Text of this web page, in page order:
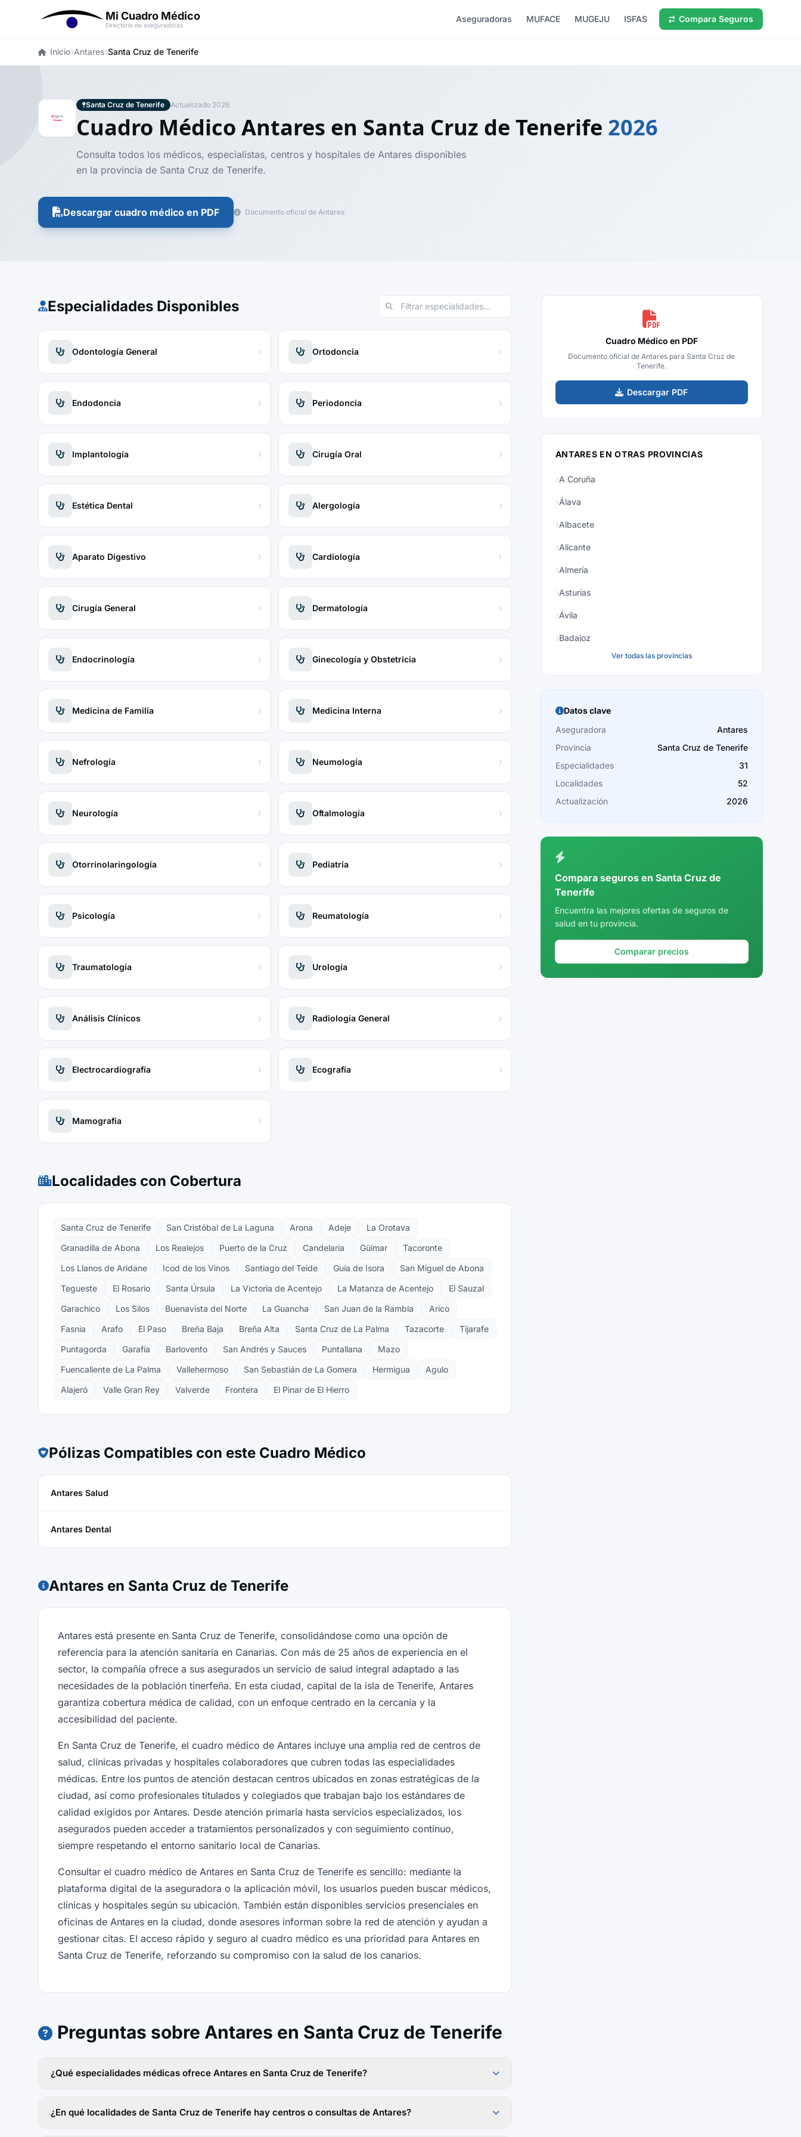
Mi Cuadro Médico
Directorio de aseguradoras
Aseguradoras MUFACE MUGEJU ISFAS Compara Seguros
Inicio Antares Santa Cruz de Tenerife
Santa Cruz de Tenerife Actualizado 2026
Cuadro Médico Antares en Santa Cruz de Tenerife 2026
Consulta todos los médicos, especialistas, centros y hospitales de Antares disponibles
en la provincia de Santa Cruz de Tenerife.
Descargar cuadro médico en PDF Documento oficial de Antares
Especialidades Disponibles
Odontología General Ortodoncia
Endodoncia Periodoncia
Implantología Cirugía Oral
Estética Dental Alergología
Aparato Digestivo Cardiología
Cirugía General Dermatología
Endocrinología Ginecología y Obstetricia
Medicina de Familia Medicina Interna
Nefrología Neumología
Neurología Oftalmología
Otorrinolaringología Pediatría
Psicología Reumatología
Traumatología Urología
Análisis Clínicos Radiología General
Electrocardiografía Ecografía
Mamografía
Localidades con Cobertura
Santa Cruz de Tenerife San Cristóbal de La Laguna Arona Adeje
La Orotava
Granadilla de Abona
Los Realejos Puerto de la Cruz Candelaria Güímar
Tacoronte
Los Llanos de Aridane
Icod de los Vinos Santiago del Teide Guía de Isora
San Miguel de Abona
Tegueste
El Rosario Santa Úrsula La Victoria de Acentejo La Matanza de Acentejo
El Sauzal
Garachico
Los Silos Buenavista del Norte La Guancha San Juan de la Rambla
Arico
Fasnia
Arafo El Paso Breña Baja Breña Alta Santa Cruz de La Palma Tazacorte
Tijarafe
Puntagorda
Garafía Barlovento San Andrés y Sauces Puntallana
Mazo
Fuencaliente de La Palma
Vallehermoso San Sebastián de La Gomera Hermigua
Agulo
Alajeró
Valle Gran Rey Valverde Frontera El Pinar de El Hierro
Pólizas Compatibles con este Cuadro Médico
Antares Salud
Antares Dental
Antares en Santa Cruz de Tenerife
Antares está presente en Santa Cruz de Tenerife, consolidándose como una opción de
referencia para la atención sanitaria en Canarias. Con más de 25 años de experiencia en el
sector, la compañía ofrece a sus asegurados un servicio de salud integral adaptado a las
necesidades de la población tinerfeña. En esta ciudad, capital de la isla de Tenerife, Antares
garantiza cobertura médica de calidad, con un enfoque centrado en la cercanía y la
accesibilidad del paciente.
En Santa Cruz de Tenerife, el cuadro médico de Antares incluye una amplia red de centros de
salud, clínicas privadas y hospitales colaboradores que cubren todas las especialidades
médicas. Entre los puntos de atención destacan centros ubicados en zonas estratégicas de la
ciudad, así como profesionales titulados y colegiados que trabajan bajo los estándares de
calidad exigidos por Antares. Desde atención primaria hasta servicios especializados, los
asegurados pueden acceder a tratamientos personalizados y con seguimiento continuo,
siempre respetando el entorno sanitario local de Canarias.
Consultar el cuadro médico de Antares en Santa Cruz de Tenerife es sencillo: mediante la
plataforma digital de la aseguradora o la aplicación móvil, los usuarios pueden buscar médicos,
clínicas y hospitales según su ubicación. También están disponibles servicios presenciales en
oficinas de Antares en la ciudad, donde asesores informan sobre la red de atención y ayudan a
gestionar citas. El acceso rápido y seguro al cuadro médico es una prioridad para Antares en
Santa Cruz de Tenerife, reforzando su compromiso con la salud de los canarios.
Preguntas sobre Antares en Santa Cruz de Tenerife
¿Qué especialidades médicas ofrece Antares en Santa Cruz de Tenerife?
¿En qué localidades de Santa Cruz de Tenerife hay centros o consultas de Antares?
Cuadro Médico en PDF
Documento oficial de Antares para Santa Cruz de
Tenerife.
Descargar PDF
ANTARES EN OTRAS PROVINCIAS
A Coruña
Álava
Albacete
Alicante
Almería
Asturias
Ávila
Badajoz
Burgos
Cáceres
Cádiz
Cantabria
Castellón
Córdoba
Cuenca
Girona
Guipúzcoa
Ver todas las provincias
Datos clave
Aseguradora
Antares
Provincia
Santa Cruz de Tenerife
Especialidades
31
Localidades
52
Actualización
2026
Compara seguros en Santa Cruz de
Tenerife
Encuentra las mejores ofertas de seguros de
salud en tu provincia.
Comparar precios